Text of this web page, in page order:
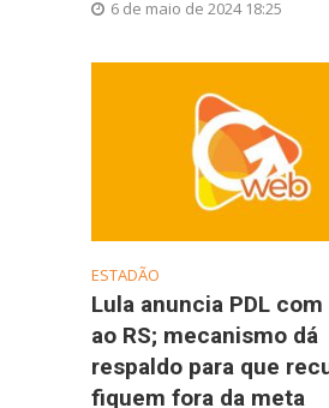
6 de maio de 2024 18:25
ESTADÃO
Lula anuncia PDL
ao RS; mecanismo dá
respaldo para que
fiquem fora da meta